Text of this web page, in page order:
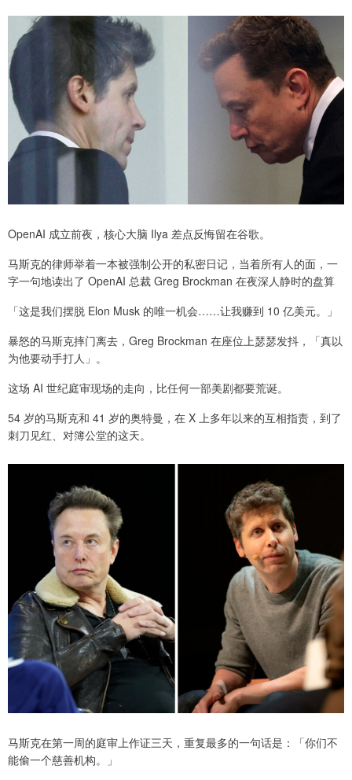
OpenAI 成立前夜，核心大脑 Ilya 差点反悔留在谷歌。
马斯克的律师举着一本被强制公开的私密日记，当着所有人的面，一
字一句地读出了 OpenAI 总裁 Greg Brockman 在夜深人静时的盘算
「这是我们摆脱 Elon Musk 的唯一机会……让我赚到 10 亿美元。」
暴怒的马斯克摔门离去，Greg Brockman 在座位上瑟瑟发抖，「真以
为他要动手打人」。
这场 AI 世纪庭审现场的走向，比任何一部美剧都要荒诞。
54 岁的马斯克和 41 岁的奥特曼，在 X 上多年以来的互相指责，到了
刺刀见红、对簿公堂的这天。
马斯克在第一周的庭审上作证三天，重复最多的一句话是：「你们不
能偷一个慈善机构。」